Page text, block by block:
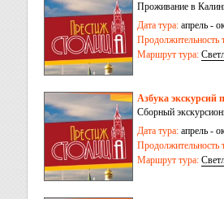
Проживание в
Дата тура: апрель -
Продолжительность
Маршрут тура:
Азбука экскурсий
Сборный
Дата тура: апрель -
Продолжительность
Маршрут тура: